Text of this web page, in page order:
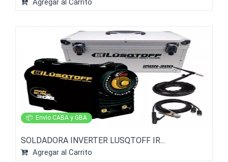
Agregar al Carrito
📦 Envio CABA y GBA
SOLDADORA INVERTER LUSQTOFF IR...
Agregar al Carrito